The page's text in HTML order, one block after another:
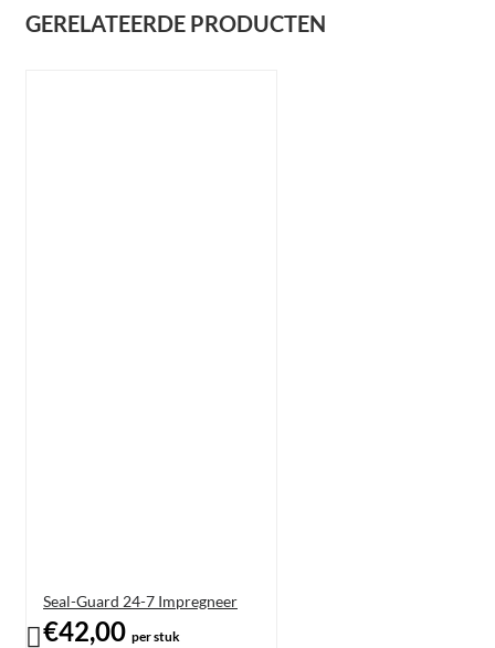
GERELATEERDE PRODUCTEN
Seal-Guard 24-7 Impregneer
€42,00 per stuk